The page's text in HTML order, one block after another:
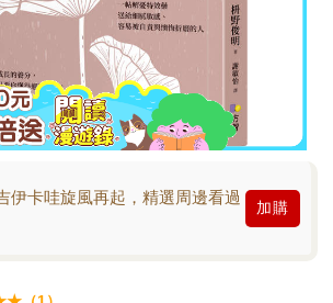
伊卡哇旋風再起，精選周邊看過
加購